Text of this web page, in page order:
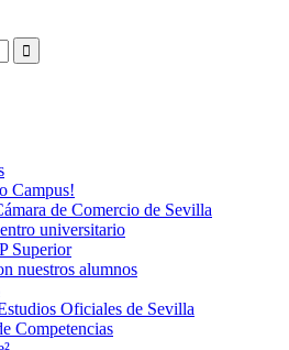
Campus!
de Comercio de Sevilla
universitario
Superior
nuestros alumnos
Oficiales de Sevilla
Competencias